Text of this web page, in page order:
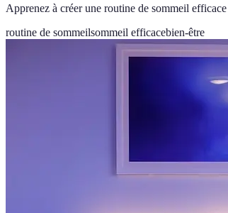
Apprenez à créer une routine de sommeil
routine de sommeilsommeil efficacebien-être